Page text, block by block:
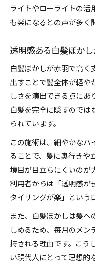
ライトやローライトの活
も楽になるとの声が多く
透明感ある白髪ぼか
白髪ぼかしが赤羽で高く
出すことで髪全体が軽や
しさを演出できる点にあ
白髪を完全に隠すのでは
られています。
この施術は、細やかなハ
ることで、髪に奥行きや
境目が目立ちにくいのが
利用者からは「透明感が
タイリングが楽」という
また、白髪ぼかしは髪へ
しめるため、毎月のメン
持される理由です。こう
い現代人にとって理想的